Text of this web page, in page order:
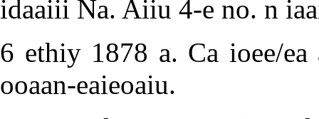
idaaiii Na. Aiiu 4-e no. n
6 ethiy 1878 a. Ca ioee/ea
ooaan-eaieoaiu.